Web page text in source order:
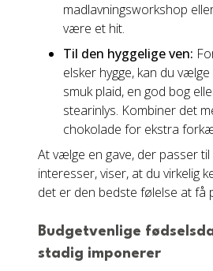
madlavningsworkshop
være et hit.
Til den hyggelige ven:
elsker hygge, kan du
smuk plaid, en god bog
stearinlys. Kombiner det
chokolade for ekstra
At vælge en gave, der passer til
interesser, viser, at du virkelig
det er den bedste følelse at få
Budgetvenlige
stadig imponerer